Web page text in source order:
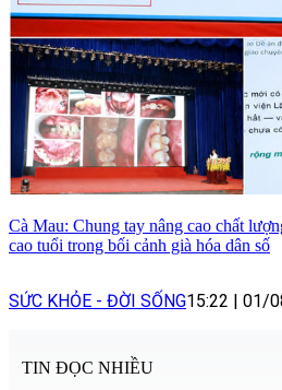
Cà Mau: Chung tay nâng cao chất
cao tuổi trong bối cảnh già hóa dân số
SỨC KHỎE - ĐỜI SỐNG15:22 01/
TIN ĐỌC NHIỀU